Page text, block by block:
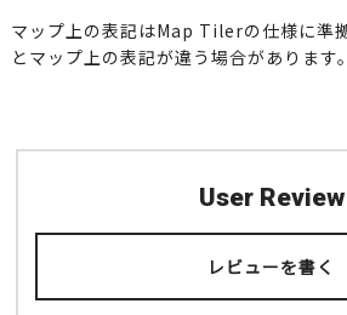
マップ上の表記はMap Tilerの仕様に準
とマップ上の表記が違う場合があります。
User Review
レビューを書く